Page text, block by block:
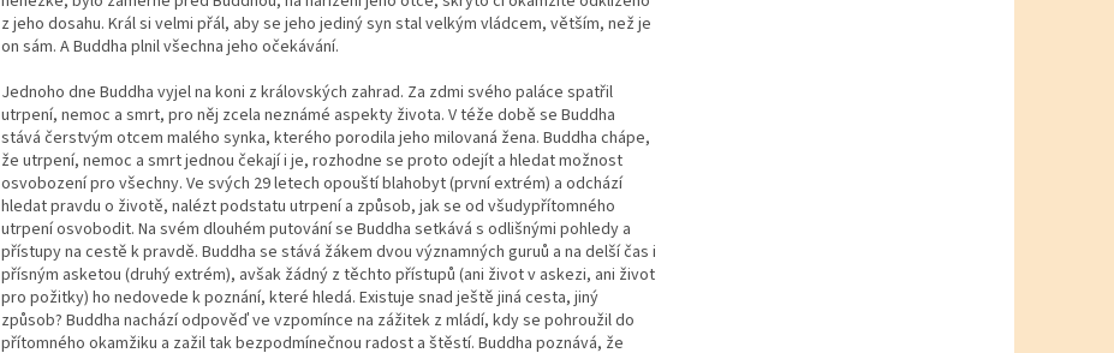
z jeho dosahu. Král si velmi přál, aby se jeho jediný syn stal velkým vládcem, větším, než je
on sám. A Buddha plnil všechna jeho očekávání.
Jednoho dne Buddha vyjel na koni z královských zahrad. Za zdmi svého paláce spatřil
utrpení, nemoc a smrt, pro něj zcela neznámé aspekty života. V téže době se Buddha
stává čerstvým otcem malého synka, kterého porodila jeho milovaná žena. Buddha chápe,
že utrpení, nemoc a smrt jednou čekají i je, rozhodne se proto odejít a hledat možnost
osvobození pro všechny. Ve svých 29 letech opouští blahobyt (první extrém) a odchází
hledat pravdu o životě, nalézt podstatu utrpení a způsob, jak se od všudypřítomného
utrpení osvobodit. Na svém dlouhém putování se Buddha setkává s odlišnými pohledy a
přístupy na cestě k pravdě. Buddha se stává žákem dvou významných guruů a na delší čas i
přísným asketou (druhý extrém), avšak žádný z těchto přístupů (ani život v askezi, ani život
pro požitky) ho nedovede k poznání, které hledá. Existuje snad ještě jiná cesta, jiný
způsob? Buddha nachází odpověď ve vzpomínce na zážitek z mládí, kdy se pohroužil do
přítomného okamžiku a zažil tak bezpodmínečnou radost a štěstí. Buddha poznává, že